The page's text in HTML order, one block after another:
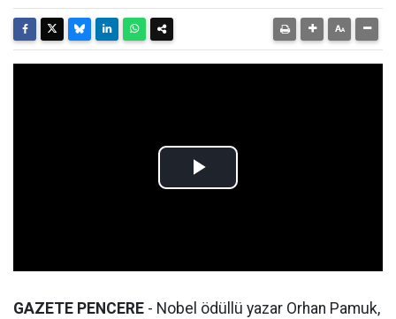
GAZETE PENCERE - Nobel ödüllü yazar Orhan Pamuk,